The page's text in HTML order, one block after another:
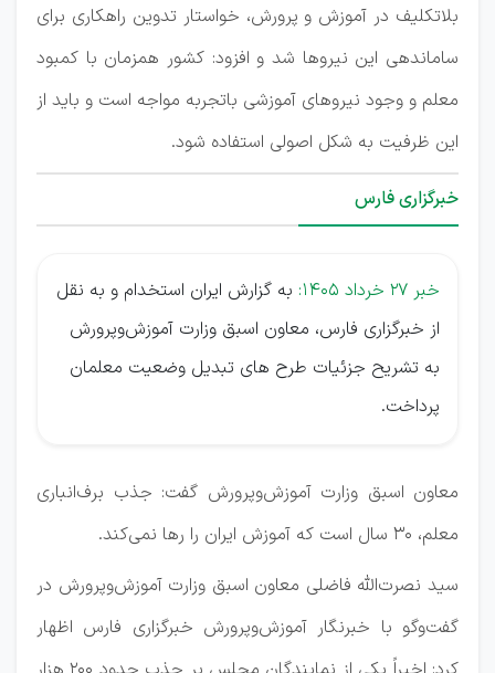
بلاتکلیف در آموزش و پرورش، خواستار تدوین راهکاری برای
ساماندهی این نیروها شد و افزود: کشور همزمان با کمبود
معلم و وجود نیروهای آموزشی باتجربه مواجه است و باید از
این ظرفیت به شکل اصولی استفاده شود.
خبرگزاری فارس
خبر 27 خرداد 1405:
به گزارش ایران استخدام و به نقل
از خبرگزاری فارس، معاون اسبق وزارت آموزش‌وپرورش
به تشریح جزئیات طرح های تبدیل وضعیت معلمان
پرداخت.
معاون اسبق وزارت آموزش‌وپرورش گفت: جذب برف‌انباری
معلم، ۳۰ سال است که آموزش ایران را رها نمی‌کند.
سید نصرت‌الله فاضلی معاون اسبق وزارت آموزش‌وپرورش در
گفت‌وگو با خبرنگار آموزش‌وپرورش خبرگزاری فارس اظهار